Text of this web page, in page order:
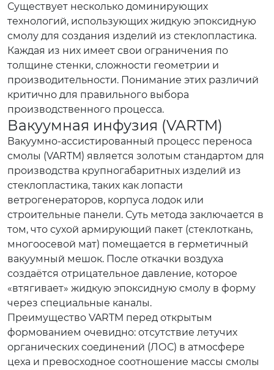
Существует несколько доминирующих
технологий, использующих жидкую эпоксидную
смолу для создания изделий из стеклопластика.
Каждая из них имеет свои ограничения по
толщине стенки, сложности геометрии и
производительности. Понимание этих различий
критично для правильного выбора
производственного процесса.
Вакуумная инфузия (VARTM)
Вакуумно-ассистированный процесс переноса
смолы (VARTM) является золотым стандартом для
производства крупногабаритных изделий из
стеклопластика, таких как лопасти
ветрогенераторов, корпуса лодок или
строительные панели. Суть метода заключается в
том, что сухой армирующий пакет (стеклоткань,
многоосевой мат) помещается в герметичный
вакуумный мешок. После откачки воздуха
создаётся отрицательное давление, которое
«втягивает» жидкую эпоксидную смолу в форму
через специальные каналы.
Преимущество VARTM перед открытым
формованием очевидно: отсутствие летучих
органических соединений (ЛОС) в атмосфере
цеха и превосходное соотношение массы смолы